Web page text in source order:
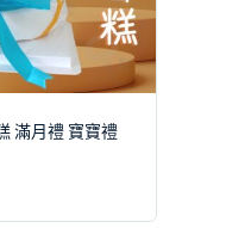
滿月禮 寶寶禮